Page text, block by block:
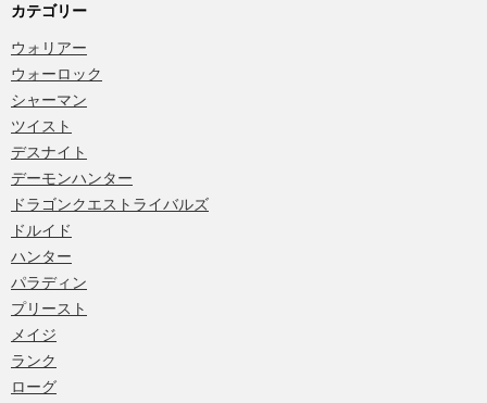
カテゴリー
ウォリアー
ウォーロック
シャーマン
ツイスト
デスナイト
デーモンハンター
ドラゴンクエストライバルズ
ドルイド
ハンター
パラディン
プリースト
メイジ
ランク
ローグ